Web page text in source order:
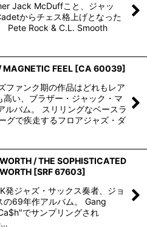
Jack McDuffこと、ジャッ
からチェス格上げとなった
Pete Rock & C.L. Smooth
FEEL [CA 60039]
ファンク期の作品はどれもレア
高い、ブラザー・ジャック・マ
ルバム。 スリリングなベースラ
グで疾走するフロアジャズ・ダ
/ THE SOPHISTICATED
[SRF 67603]
発ジャズ・サックス奏者、ジョ
の69年作アルバム。 Gang
でサンプリングされ